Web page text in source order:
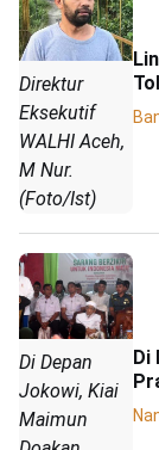
Direktur
Eksekutif
WALHI Aceh,
M Nur.
(Foto/Ist)
Di Depan
Jokowi, Kiai
Maimun
Di